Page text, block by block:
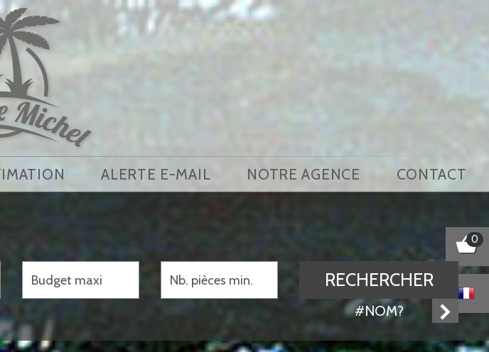
ALERTE E-MAIL NOTRE AGENCE CONTACT
0
RECHERCHER
#NOM?